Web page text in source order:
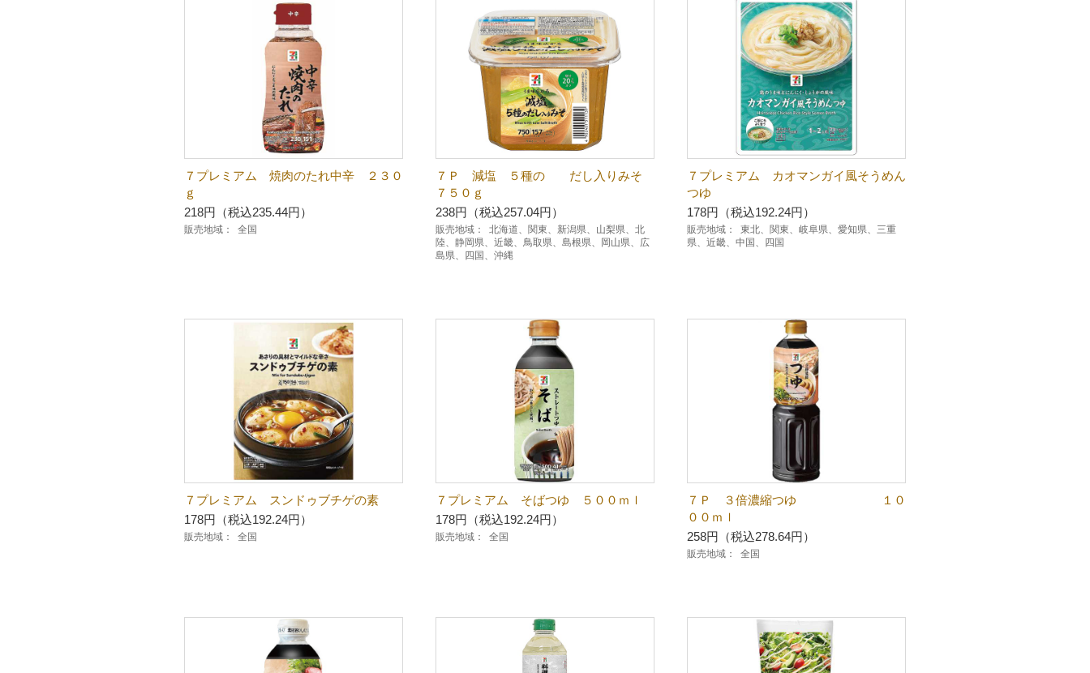
７プレミアム 焼肉のたれ中辛 ２３０
ｇ
218円（税込235.44円）
販売地域： 全国
７Ｐ 減塩 ５種の だし入りみそ
７５０ｇ
238円（税込257.04円）
販売地域：
北海道、関東、新潟県、山梨県、北
陸、静岡県、近畿、鳥取県、島根県、岡山県、広
島県、四国、沖縄
７プレミアム カオマンガイ風そうめん
つゆ
178円（税込192.24円）
販売地域：
東北、関東、岐阜県、愛知県、三重
県、近畿、中国、四国
７プレミアム スンドゥブチゲの素
178円（税込192.24円）
販売地域： 全国
７プレミアム そばつゆ ５００ｍｌ
178円（税込192.24円）
販売地域： 全国
７Ｐ ３倍濃縮つゆ １０
００ｍｌ
258円（税込278.64円）
販売地域： 全国